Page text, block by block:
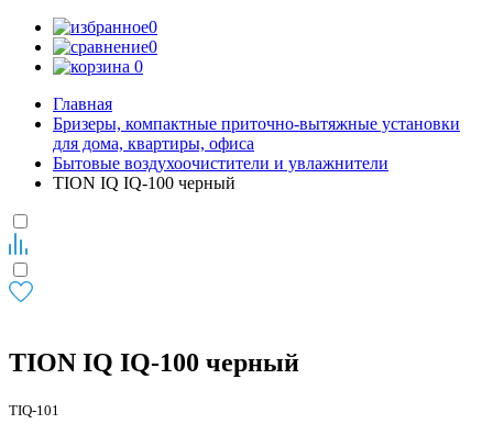
0
0
0
Главная
Бризеры, компактные приточно-вытяжные установки
для дома, квартиры, офиса
Бытовые воздухоочистители и увлажнители
TION IQ IQ-100 черный
TION IQ IQ-100 черный
TIQ-101